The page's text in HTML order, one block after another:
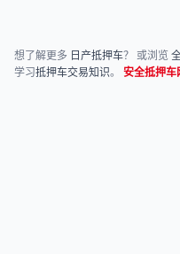
想了解更多 日产抵押车？ 或浏览
学习抵押车交易知识。 安全抵押车